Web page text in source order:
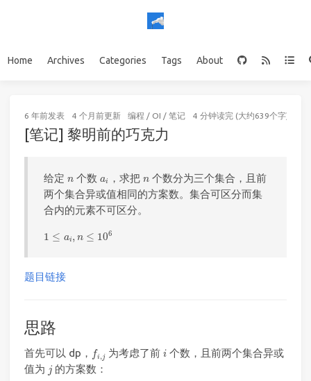
Home Archives Categories Tags About
6 年前发表 4 个月前更新 编程 / OI / 笔记 4 分钟读完 (大约639个字)
[笔记] 黎明前的巧克力
给定n
n 个数ai
ai ，求把 n
n个数分为三个集合，且前
两个集合异或值相同的方案数。集合可区分而集
合内的元素不可区分。
1 ≤ ai , n ≤ 106
1 a 106
题目链接
思路
首先可以 dp， fi ,j
f 为考虑了前 ii个数，且前两个集合异或
值为 j 的方案数：